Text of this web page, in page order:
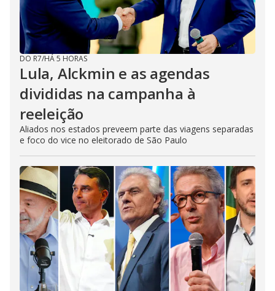
DO R7/HÁ 5 HORAS
Lula, Alckmin e as agendas
divididas na campanha à
reeleição
Aliados nos estados preveem parte das viagens separadas
e foco do vice no eleitorado de São Paulo